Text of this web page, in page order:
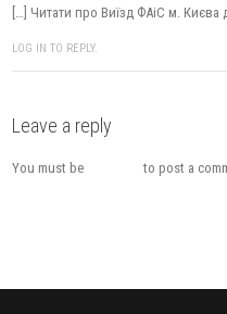
[…] Читати про Виїзд ФАіС м. Києва
LOG IN TO REPLY.
Leave a reply
You must be to post a